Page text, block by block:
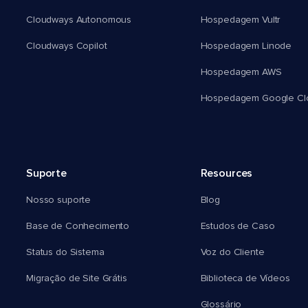
Cloudways Autonomous
Cloudways Copilot
Hospedagem Vultr
Hospedagem Linode
Hospedagem AWS
Hospedagem Google
Suporte
Nosso suporte
Base de Conhecimento
Status do Sistema
Migração de Site Grátis
Resources
Blog
Estudos de Caso
Voz do Cliente
Biblioteca de Vídeos
Glossário